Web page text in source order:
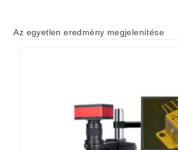
Az egyetlen eredmény megjelenítése